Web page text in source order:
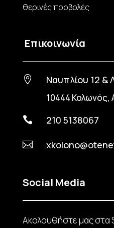
θερινές προβολές
Επικοινωνία
 Ναυπλίου 12 &
10444 Κολωνός,
 210 5138067

Social Media
Ακολουθήστε μας στα